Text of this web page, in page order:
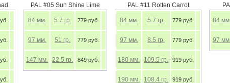
PAL #05 Sun Shine Lime
84 мм. 5.7 гр. 779 руб.
97 мм. 51 гр. 779 руб.
147 мм. 22.5 гр. 849 руб.
PAL #11 Rotten Carrot
84 мм. 5.7 гр. 779 руб.
97 мм. 8.5 гр. 779 руб.
180 мм. 109.5 гр. 919 руб.
190 мм. 108.4 гр. 919 руб.
84 мм.
97 мм.